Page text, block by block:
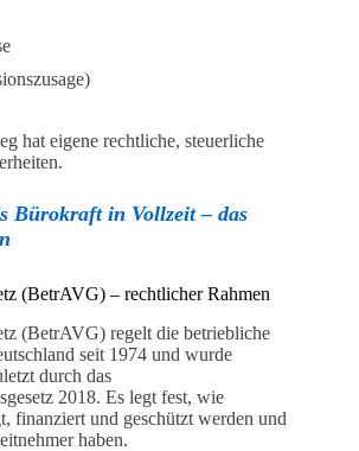
hat eigene rechtliche, steuerliche
Bürokraft in Vollzeit – das
(BetrAVG) – rechtlicher Rahmen
(BetrAVG) regelt die betriebliche
seit 1974 und wurde
durch das
2018. Es legt fest, wie
finanziert und geschützt werden und
haben.